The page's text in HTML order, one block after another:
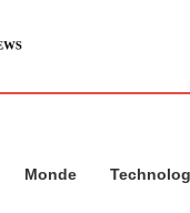
Monde